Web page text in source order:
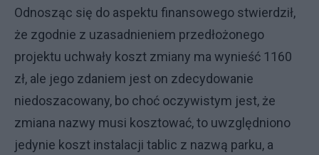
Odnosząc się do aspektu finansowego stwierdził,
że zgodnie z uzasadnieniem przedłożonego
projektu uchwały koszt zmiany ma wynieść 1160
zł, ale jego zdaniem jest on zdecydowanie
niedoszacowany, bo choć oczywistym jest, że
zmiana nazwy musi kosztować, to uwzględniono
jedynie koszt instalacji tablic z nazwą parku, a